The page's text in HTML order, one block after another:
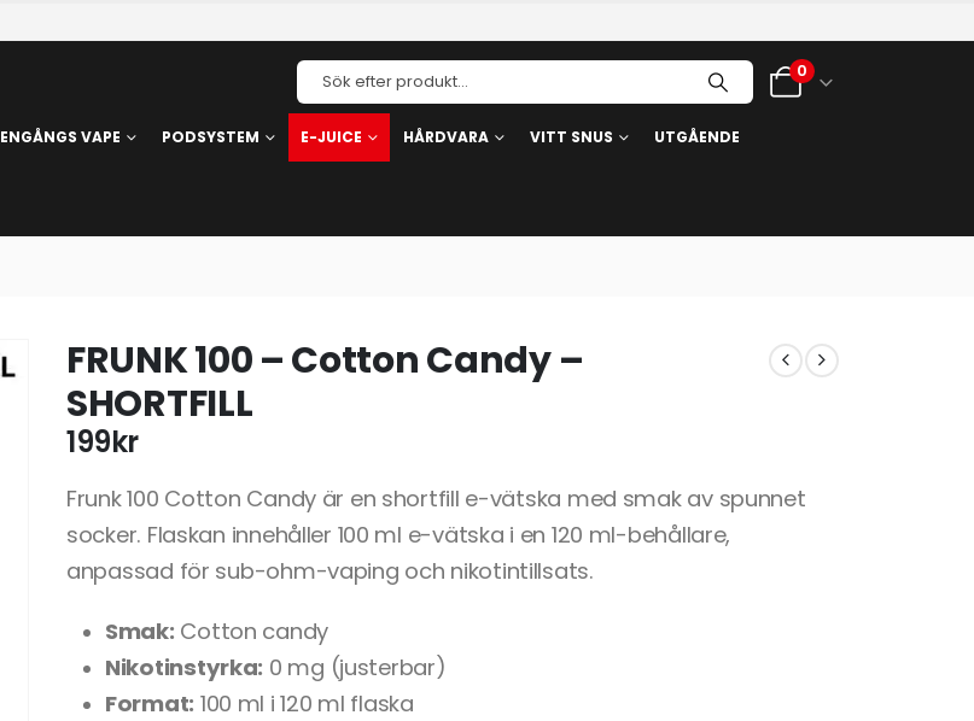
0
ENGÅNGS VAPE PODSYSTEM E-JUICE HÅRDVARA VITT SNUS UTGÅENDE
FRUNK 100 – Cotton Candy –
SHORTFILL
199kr
Frunk 100 Cotton Candy är en shortfill e-vätska med smak av spunnet
socker. Flaskan innehåller 100 ml e-vätska i en 120 ml-behållare,
anpassad för sub-ohm-vaping och nikotintillsats.
Smak: Cotton candy
Nikotinstyrka: 0 mg (justerbar)
Format: 100 ml i 120 ml flaska